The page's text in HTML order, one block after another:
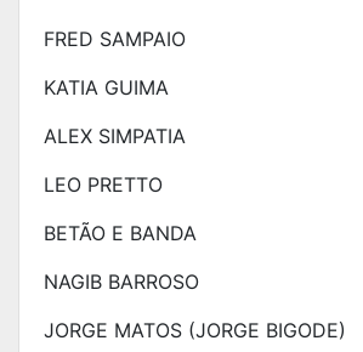
FRED SAMPAIO
KATIA GUIMA
ALEX SIMPATIA
LEO PRETTO
BETÃO E BANDA
NAGIB BARROSO
JORGE MATOS (JORGE BIGODE)